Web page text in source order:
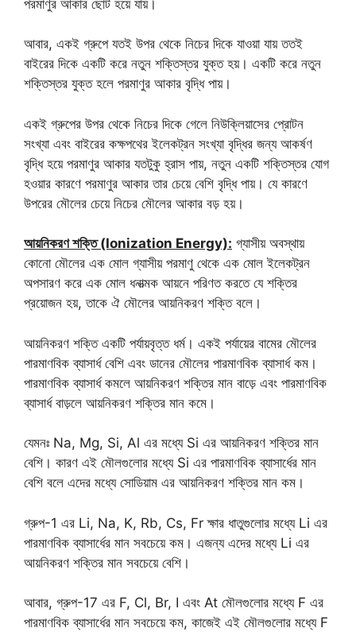
পরমাণুর আকার ছোট হয়ে যায়।
আবার, একই গ্রুপে যতই উপর থেকে নিচের দিকে যাওয়া যায় ততই
বাইরের দিকে একটি করে নতুন শক্তিস্তর যুক্ত হয়। একটি করে নতুন
শক্তিস্তর যুক্ত হলে পরমাণুর আকার বৃদ্ধি পায়।
একই গ্রুপের উপর থেকে নিচের দিকে গেলে নিউক্লিয়াসের প্রোটন
সংখ্যা এবং বাইরের কক্ষপথের ইলেকট্রন সংখ্যা বৃদ্ধির জন্য আকর্ষণ
বৃদ্ধি হয়ে পরমাণুর আকার যতটুকু হ্রাস পায়, নতুন একটি শক্তিস্তর যোগ
হওয়ার কারণে পরমাণুর আকার তার চেয়ে বেশি বৃদ্ধি পায়। যে কারণে
উপরের মৌলের চেয়ে নিচের মৌলের আকার বড় হয়।
আয়নিকরণ শক্তি (Ionization Energy): গ্যাসীয় অবস্থায়
কোনো মৌলের এক মোল গ্যাসীয় পরমাণু থেকে এক মোল ইলেকট্রন
অপসারণ করে এক মোল ধনাত্মক আয়নে পরিণত করতে যে শক্তির
প্রয়োজন হয়, তাকে ঐ মৌলের আয়নিকরণ শক্তি বলে।
আয়নিকরণ শক্তি একটি পর্যায়বৃত্ত ধর্ম। একই পর্যায়ের বামের মৌলের
পারমাণবিক ব্যাসার্ধ বেশি এবং ডানের মৌলের পারমাণবিক ব্যাসার্ধ কম।
পারমাণবিক ব্যাসার্ধ কমলে আয়নিকরণ শক্তির মান বাড়ে এবং পারমাণবিক
ব্যাসার্ধ বাড়লে আয়নিকরণ শক্তির মান কমে।
যেমনঃ Na, Mg, Si, Al এর মধ্যে Si এর আয়নিকরণ শক্তির মান
বেশি। কারণ এই মৌলগুলোর মধ্যে Si এর পারমাণবিক ব্যাসার্ধের মান
বেশি বলে এদের মধ্যে সোডিয়াম এর আয়নিকরণ শক্তির মান কম।
গ্রুপ-1 এর Li, Na, K, Rb, Cs, Fr ক্ষার ধাতুগুলোর মধ্যে Li এর
পারমাণবিক ব্যাসার্ধের মান সবচেয়ে কম। এজন্য এদের মধ্যে Li এর
আয়নিকরণ শক্তির মান সবচেয়ে বেশি।
আবার, গ্রুপ-17 এর F, Cl, Br, I এবং At মৌলগুলোর মধ্যে F এর
পারমাণবিক ব্যাসার্ধের মান সবচেয়ে কম, কাজেই এই মৌলগুলোর মধ্যে F